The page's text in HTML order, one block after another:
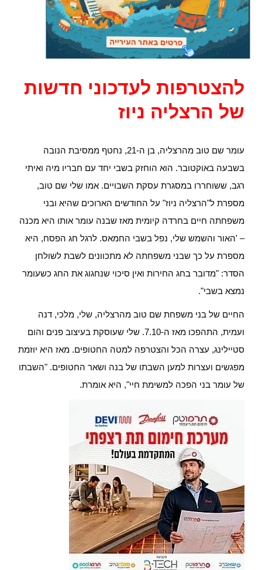
להצטרפות לעדכוני חדשות
של הרצליה ניוז
עומר שם טוב מהרצליה, בן ה-21, נחטף ממסיבת הנובה
בשבעה באוקטובר. הוא הוחזק בשבי יחד עם חבריו מיה ואיתי
רגב, ששוחררו במסגרת עסקת השבויים. אמו שלי שם טוב,
מספרת ל"הרצליה ניוז" על החודשים הארוכים שהיא ובני
משפחתה חיים בחרדה קיומית מאז שבנה עומר אותו היא מכנה
– 'האור והשמש שלי, נפל בשבי החמאס. לרגל חג הפסח, היא
מספרת על כך שבני משפחתה לא מתכוונים לשבת לשולחן
הסדר: "מדובר בחג החירות ואין סיכוי שנחגוג את החג כשעומר
נמצא בשבי".
החיים של בני משפחת שם טוב מהרצליה, שלי, מלכי, דנה
ועמית, התהפכו מאז ה-7.10. שלי שעוסקת בעיצוב פנים והום
סטיילינג, עצרה הכל והצטרפה למטה החטופים. מאז היא יוזמת
מפגשים ועצרות למען השבתו של בנה ושאר החטופים. "השבתו
של עומר בני הפכה למשימת חיי", היא אומרת.